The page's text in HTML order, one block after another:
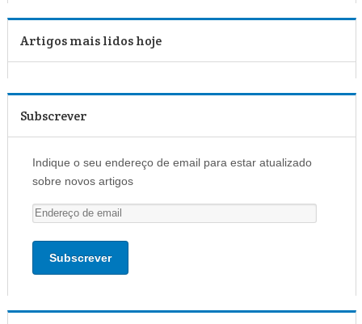
Artigos mais lidos hoje
Subscrever
Indique o seu endereço de email para estar atualizado
sobre novos artigos
E
n
d